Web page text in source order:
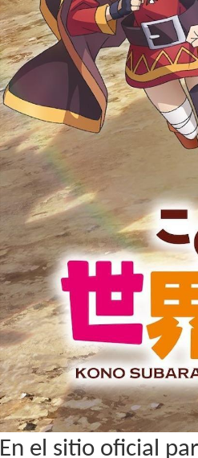
En el sitio oficial